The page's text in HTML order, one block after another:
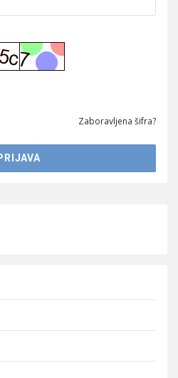
Zaboravljena šifra?